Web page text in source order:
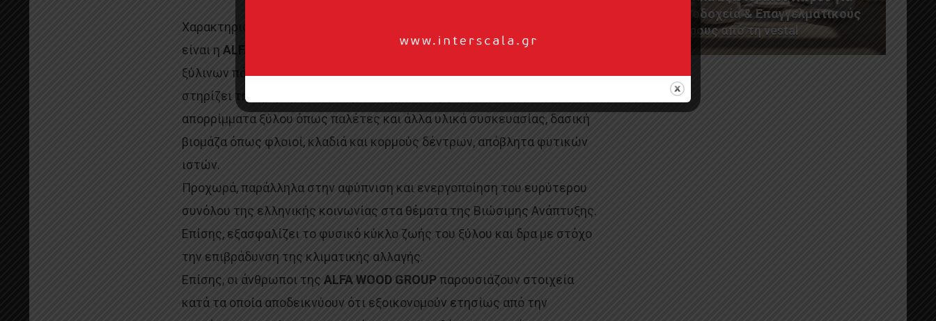
Χαρακτηριστικό εγχώριο παράδειγμα κυκλικής, βιώσιμης πολιτικής
είναι η ALFA WOOD GROUP
. Η εταιρία ως ηγέτιδα εταιρεία παραγωγής
ξύλινων πάνελ, δομικών υλικών και pellet στην Ελλάδα, προωθεί και
στηρίζει την χρήση ανανεώσιμων πηγών ενέργειας. Αξιοποιεί
απορρίμματα ξύλου όπως παλέτες και άλλα υλικά συσκευασίας, δασική
βιομάζα όπως φλοιοί, κλαδιά και κορμούς δέντρων, απόβλητα φυτικών
ιστών.
Προχωρά, παράλληλα στην αφύπνιση και ενεργοποίηση του ευρύτερου
συνόλου της ελληνικής κοινωνίας στα θέματα της Βιώσιμης Ανάπτυξης.
Επίσης, εξασφαλίζει το φυσικό κύκλο ζωής του ξύλου και δρα με στόχο
την επιβράδυνση της κλιματικής αλλαγής.
Επίσης, οι άνθρωποι της ALFA WOOD GROUPπαρουσιάζουν στοιχεία
κατά τα οποία αποδεικνύουν ότι εξοικονομούν ετησίως από την
Ξενοδοχεία & Επαγγελματικούς
Χώρους από τη vestal